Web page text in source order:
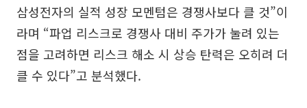
삼성전자의 실적 성장 모멘텀은 경쟁사보다 클 것”이
라며 “파업 리스크로 경쟁사 대비 주가가 눌려 있는
점을 고려하면 리스크 해소 시 상승 탄력은 오히려 더
클 수 있다”고 분석했다.